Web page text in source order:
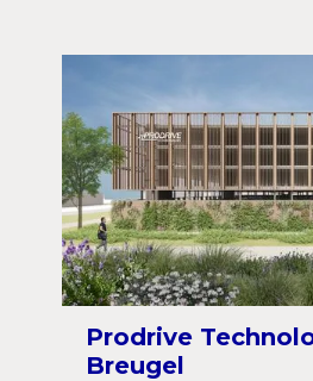
Prodrive
Breugel